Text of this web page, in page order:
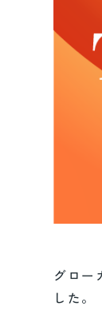
グロー
した。